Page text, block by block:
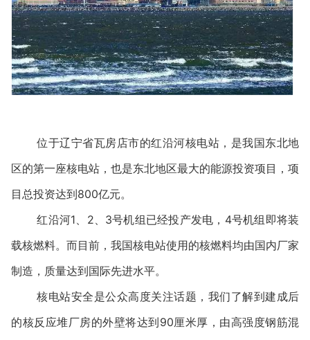
位于辽宁省瓦房店市的红沿河核电站，是我国东北地
区的第一座核电站，也是东北地区最大的能源投资项目，项
目总投资达到800亿元。
红沿河1、2、3号机组已经投产发电，4号机组即将装
载核燃料。而目前，我国核电站使用的核燃料均由国内厂家
制造，质量达到国际先进水平。
核电站安全是公众高度关注话题，我们了解到建成后
的核反应堆厂房的外壁将达到90厘米厚，由高强度钢筋混